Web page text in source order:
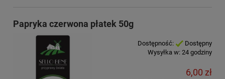
Papryka czerwona płatek 50g
Dostępność:
Dostępny
Wysyłka w: 24 godziny
6,00 zł